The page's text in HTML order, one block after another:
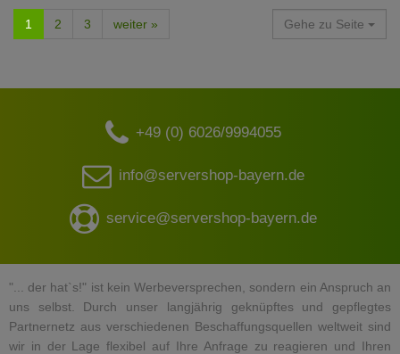
1 2 3 weiter » Gehe zu Seite
+49 (0) 6026/9994055
info@servershop-bayern.de
service@servershop-bayern.de
"... der hat`s!" ist kein Werbeversprechen, sondern ein Anspruch an
uns selbst. Durch unser langjährig geknüpftes und gepflegtes
Partnernetz aus verschiedenen Beschaffungsquellen weltweit sind
wir in der Lage flexibel auf Ihre Anfrage zu reagieren und Ihren